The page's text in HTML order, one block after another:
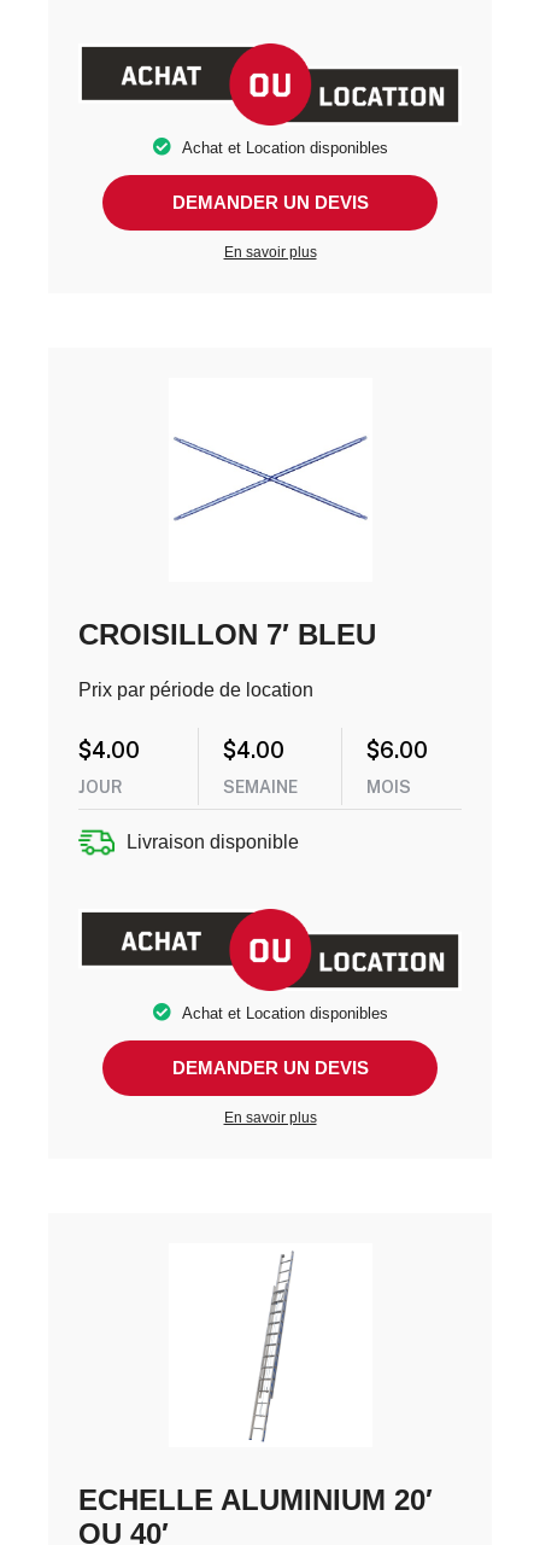
Achat et Location disponibles
DEMANDER UN DEVIS
En savoir plus
CROISILLON 7′ BLEU
Prix par période de location
$4.00
JOUR
$4.00
SEMAINE
$6.00
MOIS
Livraison disponible
Achat et Location disponibles
DEMANDER UN DEVIS
En savoir plus
ECHELLE ALUMINIUM 20′
OU 40′